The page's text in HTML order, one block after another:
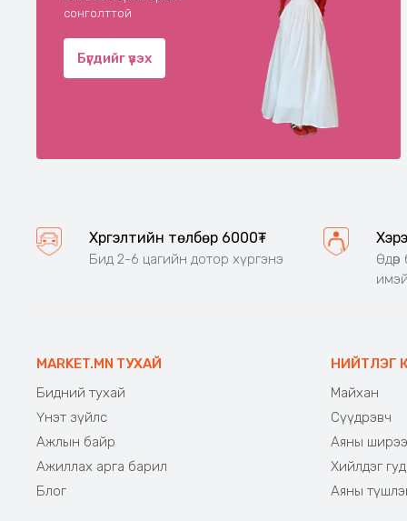
сонголттой
Бүгдийг үзэх
Хүргэлтийн төлбөр 6000₮
Бид 2-6 цагийн дотор хүргэнэ
MARKET.MN ТУХАЙ
Бидний тухай
Үнэт зүйлс
Ажлын байр
Ажиллах арга барил
Блог
НИЙТЛЭГ
Майхан
Сүүдрэвч
Аяны ширээ
Хийлдэг
Аяны